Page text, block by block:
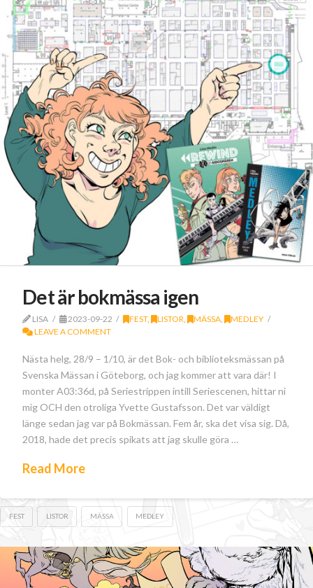
Det är bokmässa igen
LISA 2023-09-22 FEST, LISTOR, MÄSSA, MEDLEY
LEAVE A COMMENT
Nästa helg, 28/9 – 1/10, är det Bok- och biblioteksmässan på
Svenska Mässan i Göteborg, och jag kommer att vara där! I
monter A03:36d, på Seriestrippen intill Seriescenen, hittar ni
mig OCH den otroliga Yvette Gustafsson. Det var väldigt
länge sedan jag var på Bokmässan. Fem år, ska det visa sig. Då,
2018, hade det precis spikats att jag skulle göra …
Read More
FEST LISTOR MÄSSA MEDLEY